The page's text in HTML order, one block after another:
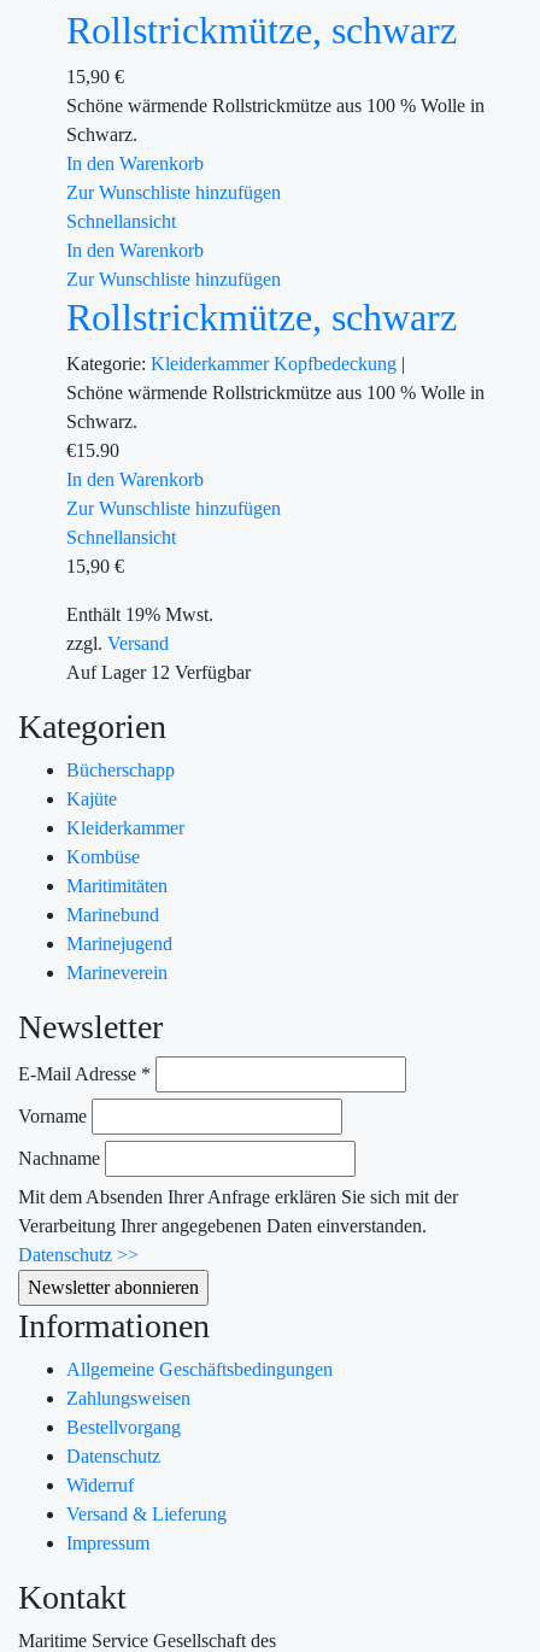
Rollstrickmütze, schwarz
15,90 €
Schöne wärmende Rollstrickmütze aus 100 % Wolle in
Schwarz.
In den Warenkorb
Zur Wunschliste hinzufügen
Schnellansicht
In den Warenkorb
Zur Wunschliste hinzufügen
Rollstrickmütze, schwarz
Kategorie: KleiderkammerKopfbedeckung |
Schöne wärmende Rollstrickmütze aus 100 % Wolle in
Schwarz.
€15.90
In den Warenkorb
Zur Wunschliste hinzufügen
Schnellansicht
15,90 €
Enthält 19% Mwst.
zzgl. Versand
Auf Lager12 Verfügbar
Kategorien
Bücherschapp
Kajüte
Kleiderkammer
Kombüse
Maritimitäten
Marinebund
Marinejugend
Marineverein
Newsletter
E-Mail Adresse *
Vorname
Nachname
Mit dem Absenden Ihrer Anfrage erklären Sie sich mit der
Verarbeitung Ihrer angegebenen Daten einverstanden.
Datenschutz >>
Informationen
Allgemeine Geschäftsbedingungen
Zahlungsweisen
Bestellvorgang
Datenschutz
Widerruf
Versand & Lieferung
Impressum
Kontakt
Maritime Service Gesellschaft des